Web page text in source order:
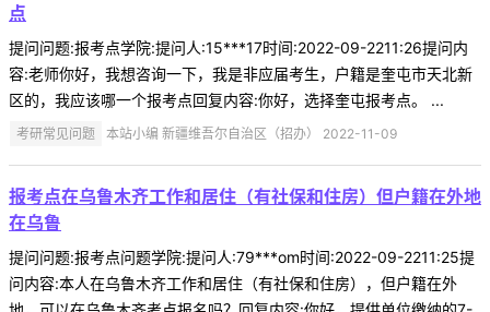
点
提问问题:报考点学院:提问人:15***17时间:2022-09-2211:26提问内
容:老师你好，我想咨询一下，我是非应届考生，户籍是奎屯市天北新
区的，我应该哪一个报考点回复内容:你好，选择奎屯报考点。 ...
考研常见问题 本站小编 新疆维吾尔自治区（招办） 2022-11-09
报考点在乌鲁木齐工作和居住（有社保和住房）但户籍在外地
在乌鲁
提问问题:报考点问题学院:提问人:79***om时间:2022-09-2211:25提
问内容:本人在乌鲁木齐工作和居住（有社保和住房），但户籍在外